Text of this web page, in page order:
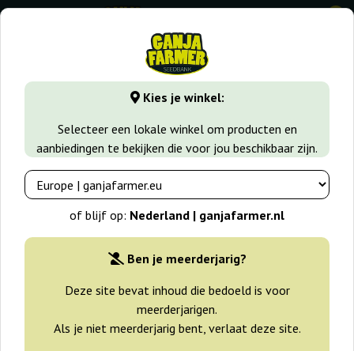
Kies je winkel:
Selecteer een lokale winkel om producten en
aanbiedingen te bekijken die voor jou beschikbaar zijn.
of blijf op: Nederland | ganjafarmer.nl
Ben je meerderjarig?
Deze site bevat inhoud die bedoeld is voor
meerderjarigen.
Als je niet meerderjarig bent, verlaat deze site.
0
GanjaFarmer.nl Zaadsoorten Sativa zaden New York